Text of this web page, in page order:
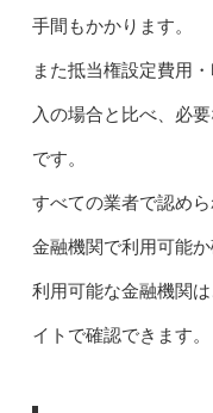
手間もかかります。
また抵当権設定費用
入の場合と比べ、必
です。
すべての業者で認め
金融機関で利用可能か
利用可能な金融機関
イトで確認できます。